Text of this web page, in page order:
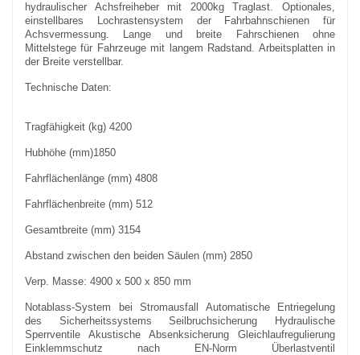
hydraulischer Achsfreiheber mit 2000kg Traglast. Optionales,
einstellbares Lochrastensystem der Fahrbahnschienen für
Achsvermessung. Lange und breite Fahrschienen ohne
Mittelstege für Fahrzeuge mit langem Radstand. Arbeitsplatten in
der Breite verstellbar.
Technische Daten:
Tragfähigkeit (kg) 4200
Hubhöhe (mm)1850
Fahrflächenlänge (mm) 4808
Fahrflächenbreite (mm) 512
Gesamtbreite (mm) 3154
Abstand zwischen den beiden Säulen (mm) 2850
Verp. Masse: 4900 x 500 x 850 mm
Notablass-System bei Stromausfall Automatische Entriegelung
des Sicherheitssystems Seilbruchsicherung Hydraulische
Sperrventile Akustische Absenksicherung Gleichlaufregulierung
Einklemmschutz nach EN-Norm Überlastventil